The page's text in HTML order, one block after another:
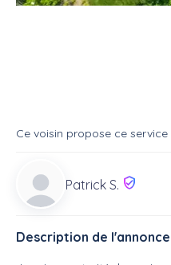
Ce voisin propose ce service
Patrick S.
Description de l'annonce